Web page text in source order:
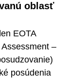
oblasť
EOTA
–
posúdenia